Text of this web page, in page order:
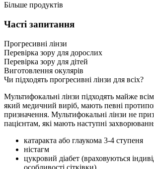
Більше продуктів
Часті запитання
Прогресивні лінзи
Перевірка зору для дорослих
Перевірка зору для дітей
Виготовлення окулярів
Чи підходять прогресивні лінзи для всіх?
Мультифокальні лінзи підходять майже
який медичний виріб, мають певні
призначення. Мультифокальні лінзи не
пацієнтам, які мають наступні
катаракта або глаукома 3-4 ступеня
ністагм
цукровий діабет (враховуються
особливості сітківки)